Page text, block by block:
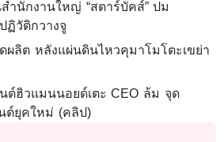
ำนักงานใหญ่ “สตาร์บัคส์” ปม
ฏิวัติกวางจู
ผลิต หลังแผ่นดินไหวคุมาโมโตะเขย่า
ต์ฮิวแมนนอยด์เตะ CEO ล้ม จุด
ต์ยุคใหม่ (คลิป)